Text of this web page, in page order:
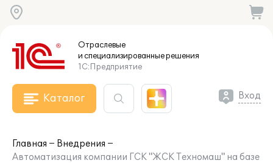
Отраслевые
и специализированныерешения
1С:Предприятие
Каталог Вход
Главная
Внедрения
Автоматизация компании ГСК "ЖСК Техномаш" на базе